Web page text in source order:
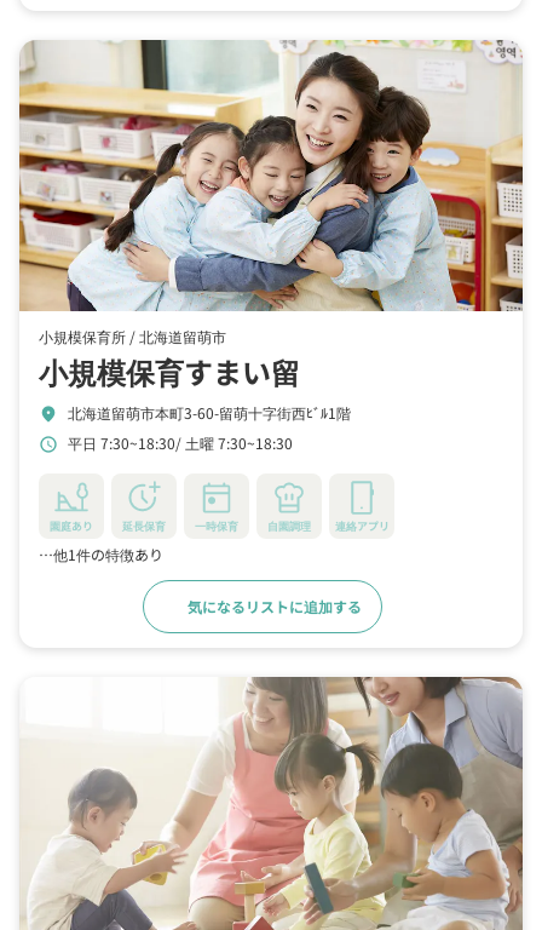
小規模保育所 /北海道留萌市
小規模保育すまい留
location_on 北海道留萌市本町3-60-留萌十字街西ﾋﾞﾙ1階
schedule 平日 7:30~18:30 土曜 7:30~18:30
園庭あり 延長保育 一時保育 自園調理 連絡アプリ
…他1件の特徴あり
気になるリストに追加する